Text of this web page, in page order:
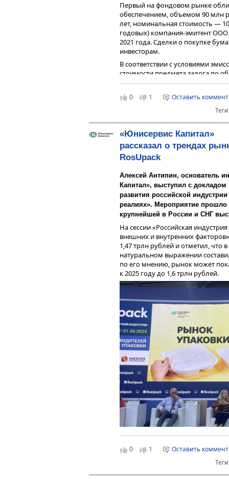
Первый на фондовом рынке
обеспечением, объемом 90 млн
лет, номинальная стоимость —
годовых) компания-эмитент
2021 года. Сделки о покупке
инвесторам.
В соответствии с условиями
стоимости предмета залога по
Капитал-02К-об (ISIN:
с момента размещения
Отметим, что в мае текущего
частичному досрочному
Инвесторы получат в общей
облигаций в размере 5% от
квартал. Таким образом, полное
0 1
Оставить
«Юнисервис Капитал»
рассказал о трендах
RosUpack
Алексей Антипин, основатель
Капитал», выступил с
развития российской
реалиях». Мероприятие
крупнейшей в России и СНГ
На сессии «Российская
внешних и внутренних
1,47 трлн рублей и отметил, что
натуральном выражении
по его мнению, рынок может
к 2025 году до 1,6 трлн рублей.
В ходе выступления эксперт
и развитии как рынка упаковок
0 1
Оставить